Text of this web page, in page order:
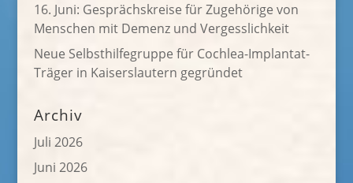
16. Juni: Gesprächskreise für Zugehörige von
Menschen mit Demenz und Vergesslichkeit
Neue Selbsthilfegruppe für Cochlea-Implantat-
Träger in Kaiserslautern gegründet
Archiv
Juli 2026
Juni 2026